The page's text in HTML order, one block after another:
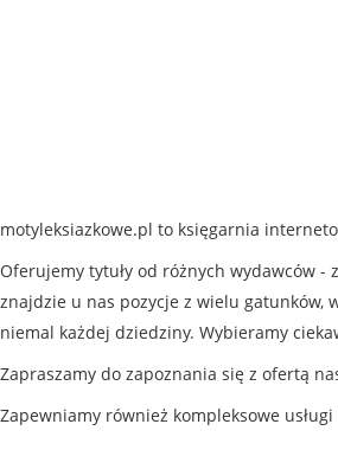
motyleksiazkowe.pl to księgarnia
Oferujemy tytuły od różnych wydawców
znajdzie u nas pozycje z wielu gatunków,
niemal każdej dziedziny. Wybieramy
Zapraszamy do zapoznania się z ofertą
Zapewniamy również kompleksowe